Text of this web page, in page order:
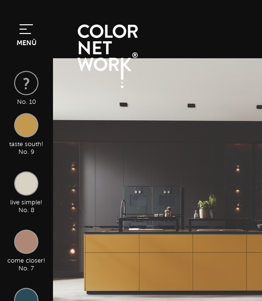
MENÜ
No. 10
taste south!
No. 9
live simple!
No. 8
come closer!
No. 7